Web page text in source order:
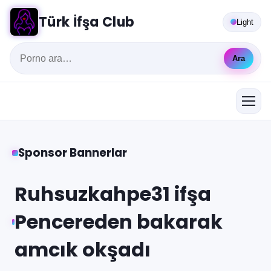
Türk İfşa Club
Ara
Light
Sponsor Bannerlar
Ruhsuzkahpe31 ifşa
Pencereden bakarak
amcık okşadı